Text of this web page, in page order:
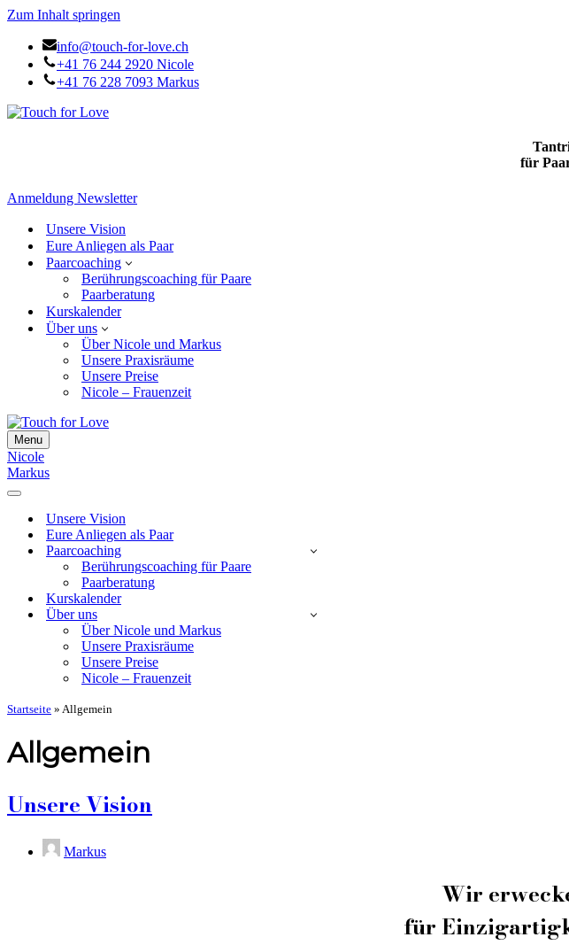
Zum Inhalt springen
info@touch-for-love.ch
+41 76 244 2920 Nicole
+41 76 228 7093 Markus
für
Anmeldung Newsletter
Unsere Vision
Eure Anliegen als Paar
Paarcoaching
Berührungscoaching für Paare
Paarberatung
Kurskalender
Über uns
Über Nicole und Markus
Unsere Praxisräume
Unsere Preise
Nicole – Frauenzeit
Menu
Navigationsmenü
Nicole
Markus
Navigationsmenü
Unsere Vision
Eure Anliegen als Paar
Paarcoaching
Berührungscoaching für Paare
Paarberatung
Kurskalender
Über uns
Über Nicole und Markus
Unsere Praxisräume
Unsere Preise
Nicole – Frauenzeit
Startseite » Allgemein
Allgemein
Unsere Vision
Markus
Wir
für